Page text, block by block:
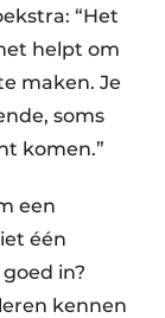
“Het
helpt om
maken. Je
soms
komen.”
een
één
in?
kennen